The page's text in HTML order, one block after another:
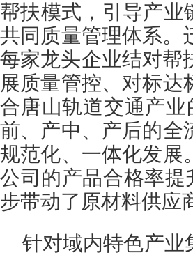
帮扶模式，引导产业
共同质量管理体系。
每家龙头企业结对帮
展质量管控、对标达
合唐山轨道交通产
前、产中、产后的全
规范化、一体化发展
公司的产品合格率提
步带动了原材料供应
针对域内特色产业